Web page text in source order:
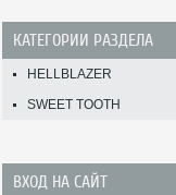
КАТЕГОРИИ РАЗДЕЛА
HELLBLAZER
SWEET TOOTH
ВХОД НА САЙТ